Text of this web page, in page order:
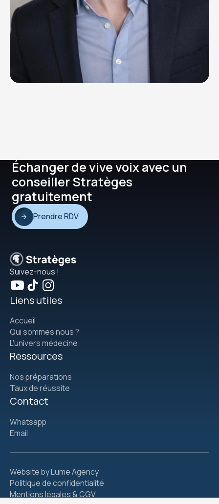
Échanger de vive voix avec un
conseiller Stratèges
gratuitement
Prendre RDV
Suivez-nous !
Liens utiles
Accueil
Qui sommes nous ?
L'univers médecine
Ressources
Nos préparations
Taux de réussite
Contact
Whatsapp
Email
Website by Lume Agency
Politique de confidentialité
Mentions légales & CGV